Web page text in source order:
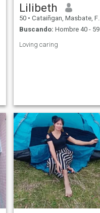
Lilibeth
50 • Cataiñgan, Masbate, Filipinas
Buscando: Hombre 40 - 59
Loving caring